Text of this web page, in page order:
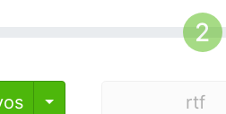
Toggle Dropdown